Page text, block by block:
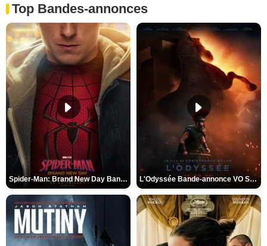
Top Bandes-annonces
Spider-Man: Brand New Day Bande-annonce VO STFR L'Odyssée Bande-annonce VO STFR